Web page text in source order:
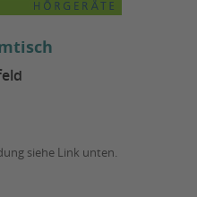
siehe Link unten.